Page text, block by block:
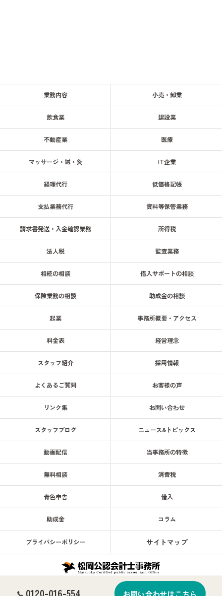
0120-016-554 お問い合わせはこちら
業務内容 小売・卸業
飲食業 建設業
不動産業 医療
マッサージ・鍼・灸 IT企業
経理代行 低価格記帳
支払業務代行 資料等保管業務
請求書発送・入金確認業務 所得税
法人税 監査業務
相続の相談 借入サポートの相談
保険業務の相談 助成金の相談
起業 事務所概要・アクセス
料金表 経営理念
スタッフ紹介 採用情報
よくあるご質問 お客様の声
リンク集 お問い合わせ
スタッフブログ ニュース&トピックス
動画配信 当事務所の特徴
無料相談 消費税
青色申告 借入
助成金 コラム
プライバシーポリシー サイトマップ
© 2026 天神南駅徒歩1分！ 福岡で税務は松岡公認会計士事務所へ 企業・会計・税